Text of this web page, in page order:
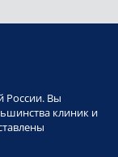
России. Вы
клиник и